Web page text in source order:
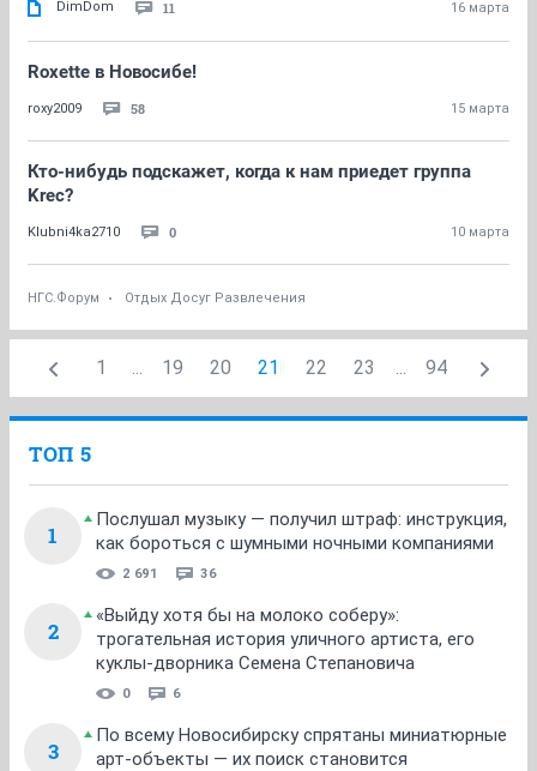
DimDom 11 16 марта
Roxette в Новосибе!
roxy2009 58 15 марта
Кто-нибудь подскажет, когда к нам приедет группа
Krec?
Klubni4ka2710 0 10 марта
НГС.Форум Отдых Досуг Развлечения
1 ... 19 20 21 22 23 ... 94
ТОП 5
1
Послушал музыку — получил штраф: инструкция,
как бороться с шумными ночными компаниями
2 691 36
2
«Выйду хотя бы на молоко соберу»:
трогательная история уличного артиста, его
куклы-дворника Семена Степановича
0 6
3
По всему Новосибирску спрятаны миниатюрные
арт-объекты — их поиск становится